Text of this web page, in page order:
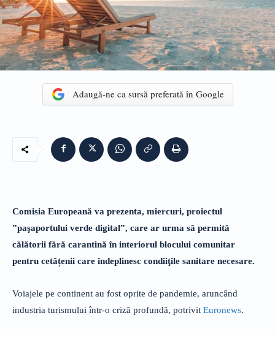
Adaugă-ne ca sursă preferată în Google
Comisia Europeană va prezenta, miercuri, proiectul
”paşaportului verde digital”, care ar urma să permită
călătorii fără carantină în interiorul blocului comunitar
pentru cetățenii care îndeplinesc condiiţile sanitare necesare.
Voiajele pe continent au fost oprite de pandemie, aruncând
industria turismului într-o criză profundă, potrivit Euronews.